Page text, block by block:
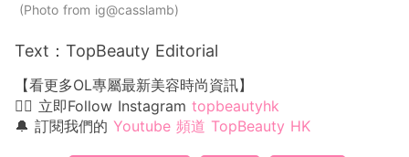
Photo from ig@casslamb
Text：TopBeauty Editorial
【看更多OL專屬最新美容時尚資訊】
👉🏻 立即Follow Instagram topbeautyhk
🔔 訂閱我們的 Youtube 頻道 TopBeauty HK